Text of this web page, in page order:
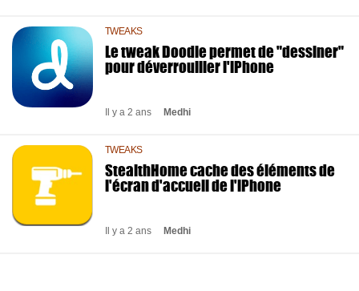
TWEAKS
Le tweak Doodle permet de "dessiner"
pour déverrouiller l'iPhone
Il y a 2 ans Medhi
TWEAKS
StealthHome cache des éléments de
l'écran d'accueil de l'iPhone
Il y a 2 ans Medhi